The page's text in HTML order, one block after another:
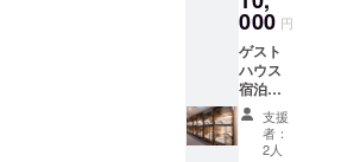
000 円
ゲスト
ハウス
宿泊券
５枚を
リター
ンとし
支援
者：
2人